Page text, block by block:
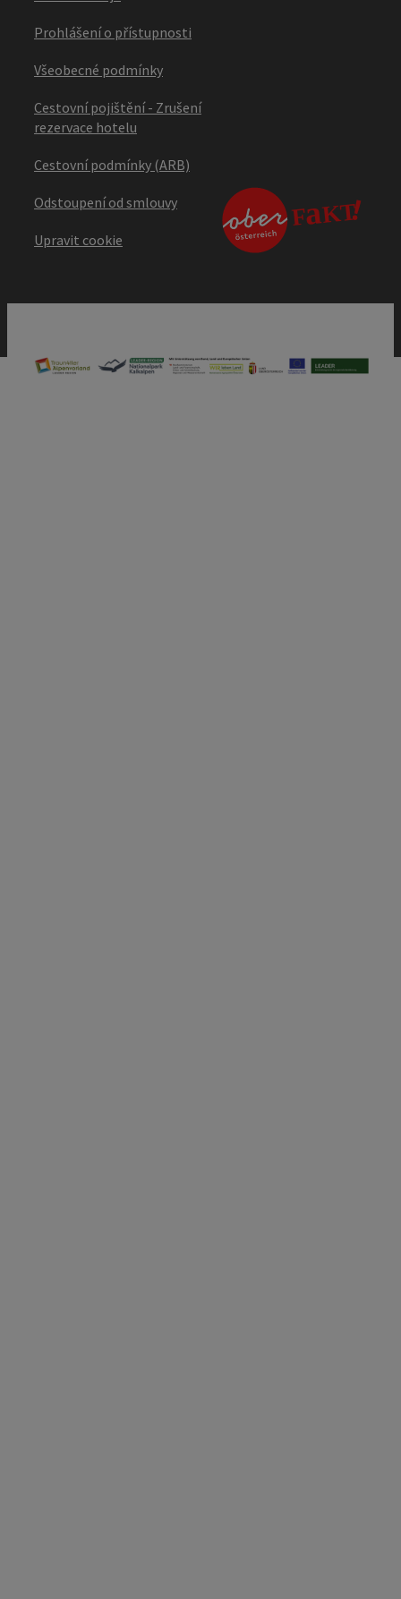
Prohlášení o přístupnosti
Všeobecné podmínky
Cestovní pojištění - Zrušení
rezervace hotelu
Cestovní podmínky (ARB)
Odstoupení od smlouvy
Upravit cookie